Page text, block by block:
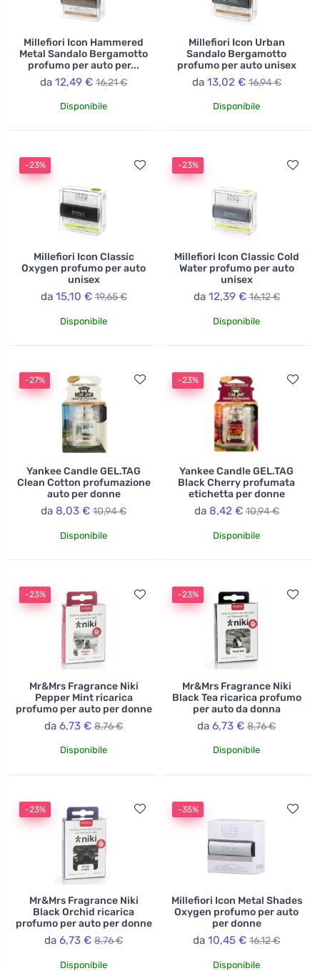
Millefiori Icon Hammered
Metal Sandalo Bergamotto
profumo per auto per...
da 12,49 € 16,21 €
Disponibile
Millefiori Icon Urban
Sandalo Bergamotto
profumo per auto unisex
da 13,02 € 16,94 €
Disponibile
-23%
Millefiori Icon Classic
Oxygen profumo per auto
unisex
da 15,10 € 19,65 €
Disponibile
-23%
Millefiori Icon Classic Cold
Water profumo per auto
unisex
da 12,39 € 16,12 €
Disponibile
-27%
Yankee Candle GEL.TAG
Clean Cotton profumazione
auto per donne
da 8,03 € 10,94 €
Disponibile
-23%
Yankee Candle GEL.TAG
Black Cherry profumata
etichetta per donne
da 8,42 € 10,94 €
Disponibile
-23%
Mr&Mrs Fragrance Niki
Pepper Mint ricarica
profumo per auto per donne
da 6,73 € 8,76 €
Disponibile
-23%
Mr&Mrs Fragrance Niki
Black Tea ricarica profumo
per auto da donna
da 6,73 € 8,76 €
Disponibile
-23%
Mr&Mrs Fragrance Niki
Black Orchid ricarica
profumo per auto per donne
da 6,73 € 8,76 €
Disponibile
-35%
Millefiori Icon Metal Shades
Oxygen profumo per auto
per donne
da 10,45 € 16,12 €
Disponibile